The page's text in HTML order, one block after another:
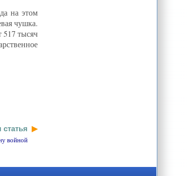
на этом
чушка.
517 тысяч
войной